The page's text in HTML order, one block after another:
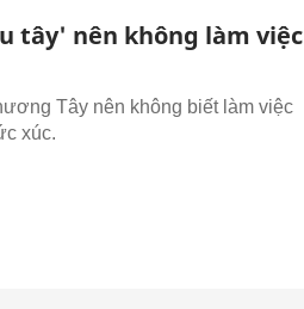
tây' nên không làm việc
Tây nên không biết làm việc
xúc.